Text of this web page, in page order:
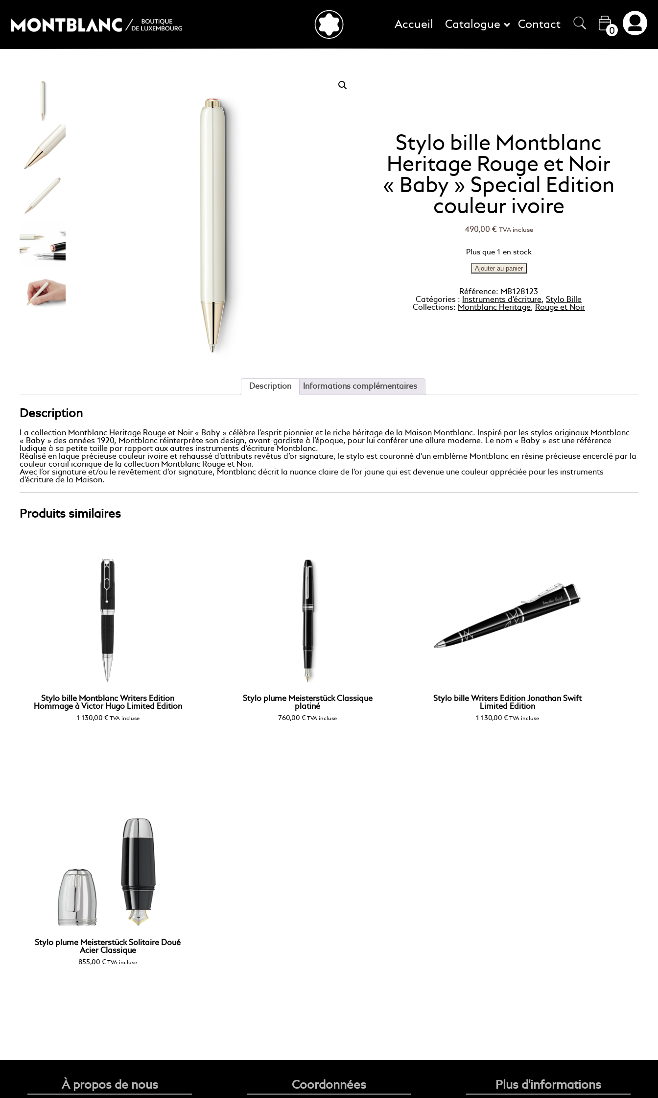
Accueil Catalogue Contact
0
Stylo bille Montblanc
Heritage Rouge et Noir
« Baby » Special Edition
couleur ivoire
490,00 € TVA incluse
Plus que 1 en stock
Ajouter au panier
Référence: MB128123
Catégories :
Instruments d'écriture,Stylo Bille
Collections: Montblanc Heritage, Rouge et Noir
Description Informations complémentaires
Description
La collection Montblanc Heritage Rouge et Noir « Baby » célèbre l’esprit pionnier et le riche héritage de la Maison Montblanc. Inspiré par les stylos originaux Montblanc
« Baby » des années 1920, Montblanc réinterprète son design, avant-gardiste à l’époque, pour lui conférer une allure moderne. Le nom « Baby » est une référence
ludique à sa petite taille par rapport aux autres instruments d’écriture Montblanc.
Réalisé en laque précieuse couleur ivoire et rehaussé d’attributs revêtus d’or signature, le stylo est couronné d’un emblème Montblanc en résine précieuse encerclé par la
couleur corail iconique de la collection Montblanc Rouge et Noir.
Avec l’or signature et/ou le revêtement d’or signature, Montblanc décrit la nuance claire de l’or jaune qui est devenue une couleur appréciée pour les instruments
d’écriture de la Maison.
Produits similaires
Stylo bille Montblanc Writers Edition
Hommage à Victor Hugo Limited Edition
1 130,00 € TVA incluse
Stylo plume Meisterstück Classique
platiné
760,00€ TVA incluse
Stylo bille Writers Edition Jonathan Swift
Limited Edition
1 130,00 € TVA incluse
Stylo plume Meisterstück Solitaire Doué
Acier Classique
855,00 € TVA incluse
À propos de nous Coordonnées Plus d'informations